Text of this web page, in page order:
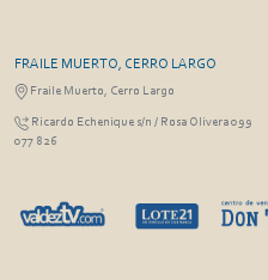
FRAILE MUERTO, CERRO LARGO
Fraile Muerto, Cerro Largo
Ricardo Echenique s/n / Rosa Olivera 099
077 826